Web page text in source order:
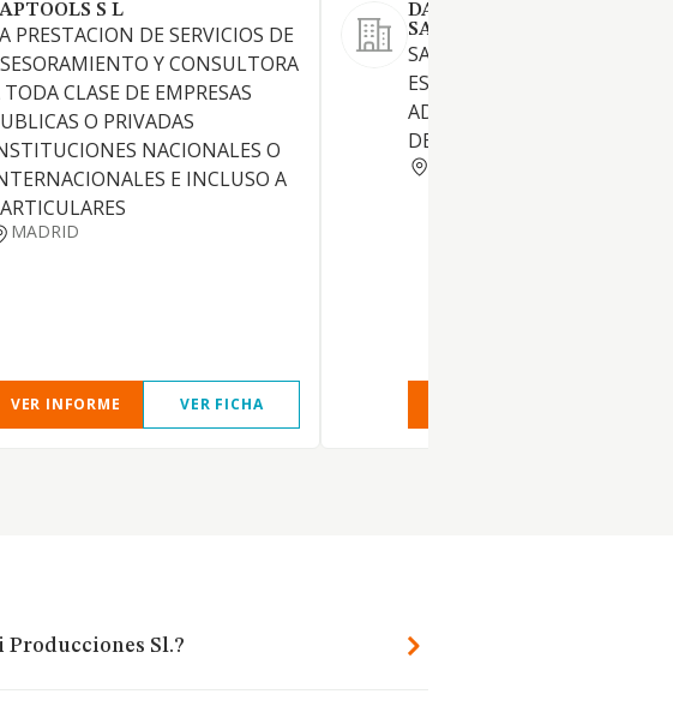
S L
PRESTACION DE SERVICIOS DE
Y CONSULTORA
TODA CLASE DE EMPRESAS
O PRIVADAS
NACIONALES O
E INCLUSO A
MADRID
VER INFORME VER FICHA
DARENI JOMAMARLE SALA
SAGI 1994 SL.
SALA DE FIESTAS Y
ESPECTACULOS EN LOCAL
ADAPTADO A ESE FIN CON
DE BEBIDAS ALCOHOLICAS..
Producciones Sl.?